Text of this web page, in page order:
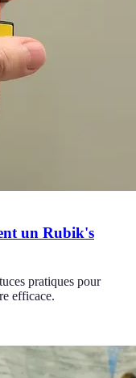
un Rubik's
pratiques pour
efficace.